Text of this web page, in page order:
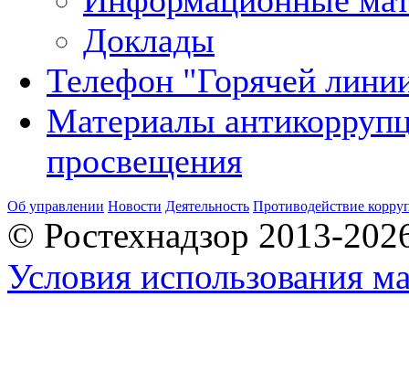
Доклады
Телефон "Горячей
Материалы
просвещения
Об управлении Новости Деятельность Противодействие
© Ростехнадзор 2013-
Условия использования